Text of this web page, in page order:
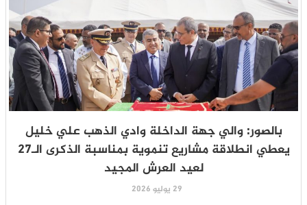
بالصور: والي جهة الداخلة وادي الذهب علي خليل
يعطي انطلاقة مشاريع تنموية بمناسبة الذكرى الـ27
لعيد العرش المجيد
29 يوليو 2026